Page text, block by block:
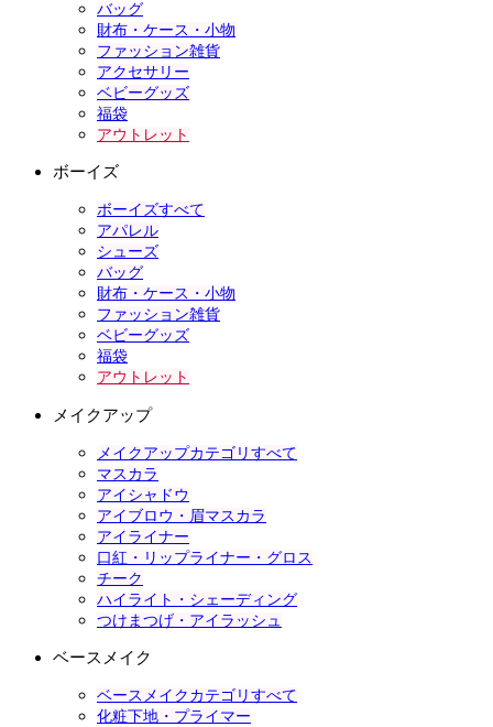
バッグ
財布・ケース・小物
ファッション雑貨
アクセサリー
ベビーグッズ
福袋
アウトレット
ボーイズ
ボーイズすべて
アパレル
シューズ
バッグ
財布・ケース・小物
ファッション雑貨
ベビーグッズ
福袋
アウトレット
メイクアップ
メイクアップカテゴリすべて
マスカラ
アイシャドウ
アイブロウ・眉マスカラ
アイライナー
口紅・リップライナー・グロス
チーク
ハイライト・シェーディング
つけまつげ・アイラッシュ
ベースメイク
ベースメイクカテゴリすべて
化粧下地・プライマー